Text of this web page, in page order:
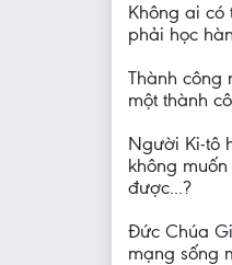
Không ai
phải học
Thành công
một thành
Người Ki-tô
không
được...?
Đức Chúa
mạng sống